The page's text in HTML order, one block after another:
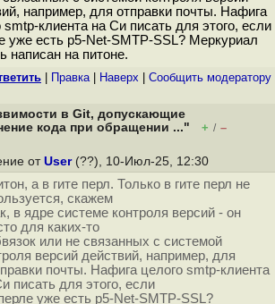
например, для отправки почты. Нафига
smtp-клиента на Си писать для этого, если
уже есть p5-Net-SMTP-SSL? Меркуриал
написан на питоне.
Правка| Наверх Cообщить модератору
в Git, допускающие
кода при обращении ..."
+ / –
от User(??), 10-Июл-25, 12:30
а в гите перл. Только в гите перл не
скажем
в ядре системе контроля версий - он
для каких-то
или не связанных с системой
версий действий, например, для
почты. Нафига целого smtp-клиента
писать для этого, если
уже есть p5-Net-SMTP-SSL?